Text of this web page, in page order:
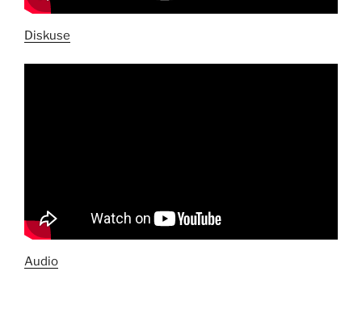
Diskuse
Audio